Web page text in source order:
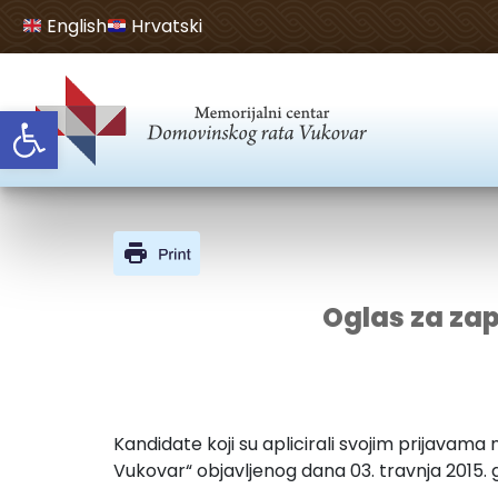
Open toolbar
English Hrvatski
Oglas za
Kandidate koji su aplicirali svojim
Vukovar“ objavljenog dana 03. travnja